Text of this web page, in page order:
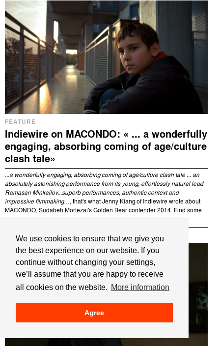
We use cookies to ensure that we give you
the best experience on our website. If you
continue without changing your settings,
we’ll assume that you are happy to receive
all cookies on the website. More information
Agree
FEATURE
Indiewire on MACONDO: « ... a wonderfully
engaging, absorbing coming of age/culture
clash tale»
...a wonderfully engaging, absorbing coming of age/culture clash tale ... an
absolutely astonishing performance from its young, effortlessly natural lead
Ramasan Minkailov...superb performances, authentic context and
impressive filmmaking…, that's what Jenny Kiang of Indiewire wrote about
MACONDO, Sudabeh Mortezai's Golden Bear contender 2014. Find some